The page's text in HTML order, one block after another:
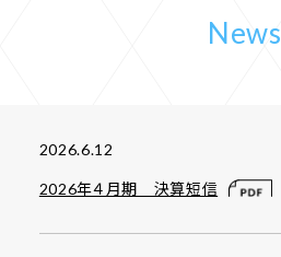
News
2026.6.12
2026年４月期 決算短信